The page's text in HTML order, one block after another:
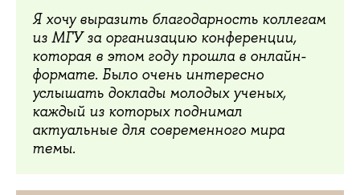
Я хочу выразить благодарность коллегам
из МГУ за организацию конференции,
которая в этом году прошла в онлайн-
формате. Было очень интересно
услышать доклады молодых ученых,
каждый из которых поднимал
актуальные для современного мира
темы.